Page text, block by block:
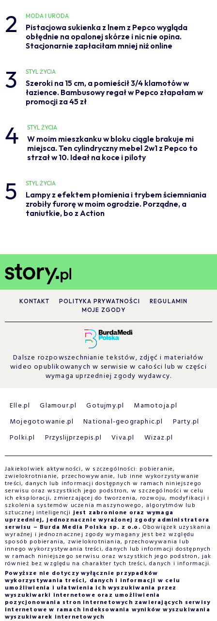
2 MODA I URODA
Pistacjowa sukienka z lnem z Pepco wygląda
obłędnie na opalonej skórze i nic nie opina.
Stacjonarnie zapłaciłam mniej niż online
3 STYL ŻYCIA
Szeroki na 15 cm, a pomieścił 3/4 klamotów w
łazience. Bambusowy regał w Pepco złapałam w
promocji za 45 zł
4 STYL ŻYCIA
W moim mieszkanku w bloku ciągle brakuje mi
miejsca. Ten cylindryczny mebel 2w1 z Pepco to
strzał w 10. Ideał na koce i piloty
5 STYL ŻYCIA
Lampy z efektem płomienia i trybem ściemniania
zrobiły furorę w moim ogrodzie. Porządne, a
taniutkie, bo z Action
KONTAKT POLITYKA PRYWATNOŚCI
REGULAMIN
MOJE ZGODY
Dalsze rozpowszechnianie tekstów, zdjęć i materiałów
wideo opublikowanych w serwisie w całości lub w części
wymaga uprzedniej zgody wydawcy.
Elle.pl Glamour.pl Gotujmy.pl
Mamotoja.pl
Mojegotowanie.pl
National-geographic.pl
Party.pl
Polki.pl
Przyslijprzepis.pl Viva.pl Wizaz.pl
Jakiekolwiek aktywności, w szczególności: pobieranie,
zwielokrotnianie, przechowywanie, lub inne wykorzystywanie
treści, danych lub informacji dostępnych w ramach niniejszego
serwisu oraz wszystkich jego podstron, w szczególności w celu
ich eksploracji, zmierzającej do tworzenia, rozwoju, modyfikacji i
szkolenia systemów uczenia maszynowego, algorytmów lub
sztucznej inteligencjijest zabronione oraz wymaga
uprzedniej, jednoznacznie wyrażonej zgody administratora
serwisu – Burda Media Polska sp. z o.o. Obowiązek uzyskania
wyraźnej i jednoznacznej zgody wymagany jest bez względu
sposób pobierania, zwielokrotniania, przechowywania lub
innego wykorzystywania treści, danych lub informacji dostępnych
w ramach niniejszego serwisu oraz wszystkich jego podstron, jak
również bez względu na charakter tych treści, danych i informacji.
Powyższe nie dotyczy wyłącznie przypadków
wykorzystywania treści, danych i informacji w celu
umożliwienia i ułatwienia ich wyszukiwania przez
wyszukiwarki internetowe oraz umożliwienia
pozycjonowania stron internetowych zawierających serwisy
internetowe w ramach indeksowania wyników wyszukiwania
wyszukiwarek internetowych